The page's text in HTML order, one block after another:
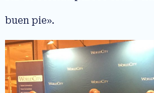
buen pie».